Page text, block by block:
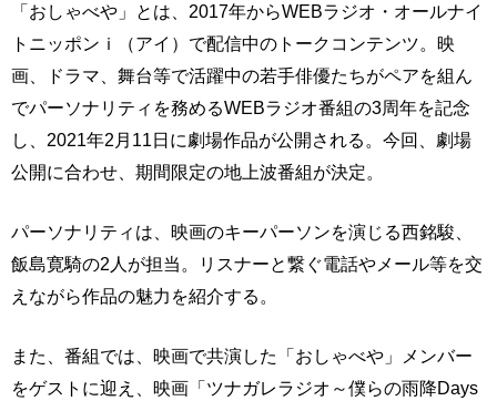
「おしゃべや」とは、2017年からWEBラジオ・オールナイ
トニッポンｉ（アイ）で配信中のトークコンテンツ。映
画、ドラマ、舞台等で活躍中の若手俳優たちがペアを組ん
でパーソナリティを務めるWEBラジオ番組の3周年を記念
し、2021年2月11日に劇場作品が公開される。今回、劇場
公開に合わせ、期間限定の地上波番組が決定。
パーソナリティは、映画のキーパーソンを演じる西銘駿、
飯島寛騎の2人が担当。リスナーと繋ぐ電話やメール等を交
えながら作品の魅力を紹介する。
また、番組では、映画で共演した「おしゃべや」メンバー
をゲストに迎え、映画「ツナガレラジオ～僕らの雨降Days